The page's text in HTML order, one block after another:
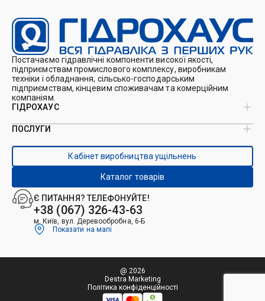
Постачаємо гідравлічні компоненти високої якості,
підприємствам промислового комплексу, виробникам
техніки і обладнання, сільсько-господарським
підприємствам, кінцевим споживачам та комерційним
компаніям.
Є ПИТАННЯ? ТЕЛЕФОНУЙТЕ!
+38 (067) 326-43-63
м. Київ, вул. Деревообробна, 6-Б
Показати на мапі
ГІДРОХАУС
Про нас
Каталоги
Контакти
ПОСЛУГИ
Виробництво ущільнень
Виробництво гідроциліндрів
Ремонт гідроциліндрів
Ремонт і виготовлення РВТ
Ремонт техніки
Гідрофікація авто
Кабінет виробництва ущільнень
Каталог товарів
@ 2026
Destra Marketing
Політика конфіденційності